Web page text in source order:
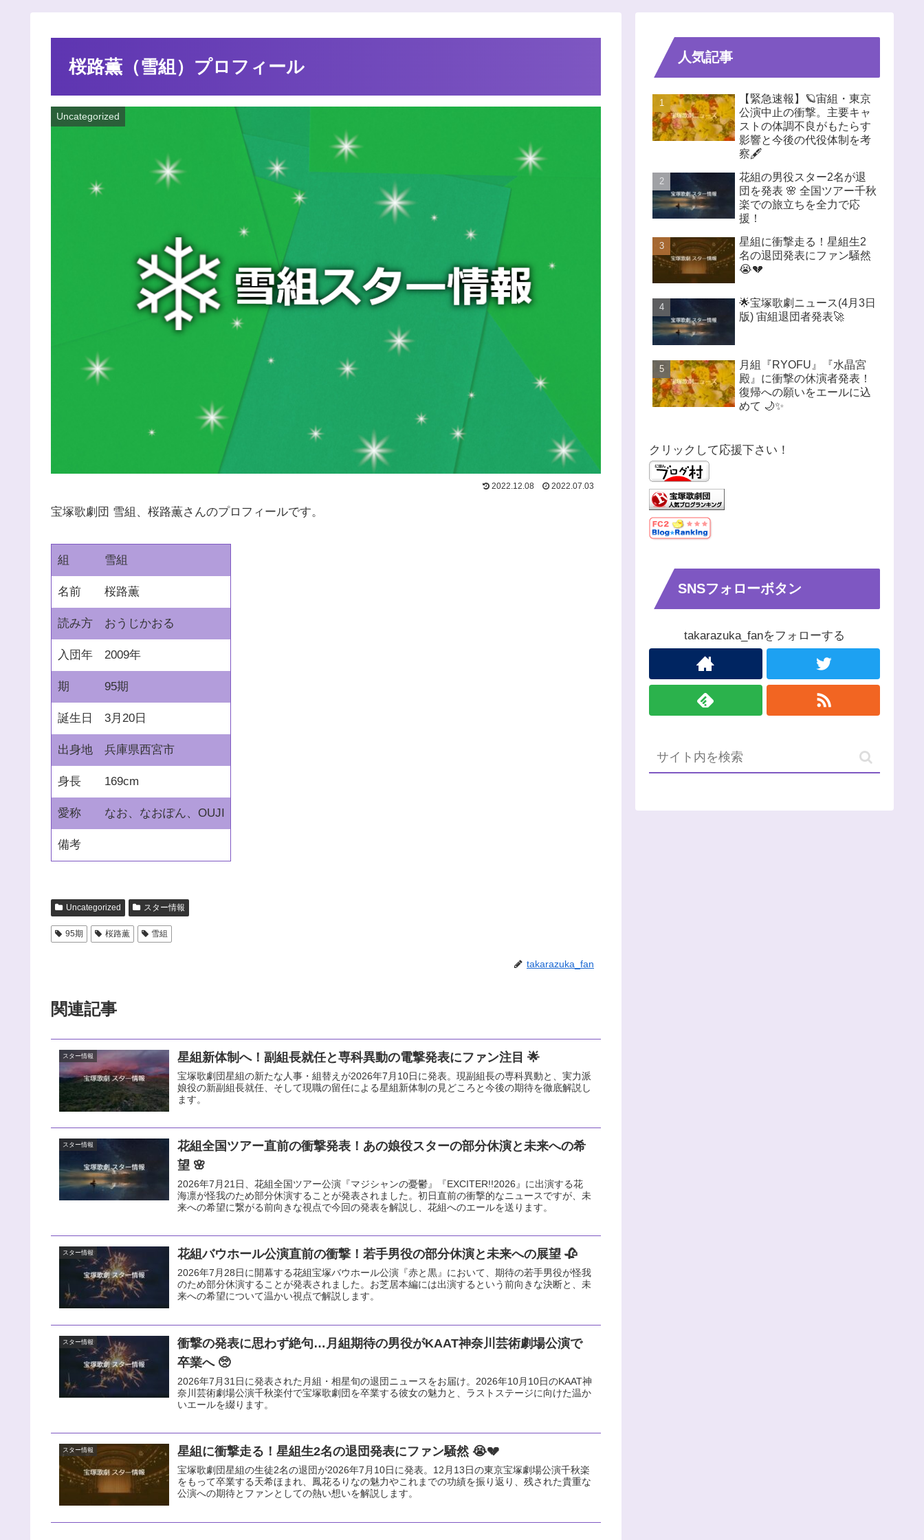
桜路薫（雪組）プロフィール
Uncategorized
2022.12.08 2022.07.03
宝塚歌劇団 雪組、桜路薫さんのプロフィールです。
組 雪組
名前 桜路薫
読み方 おうじかおる
入団年 2009年
期 95期
誕生日 3月20日
出身地 兵庫県西宮市
身長 169cm
愛称 なお、なおぽん、OUJI
備考
Uncategorized スター情報
95期 桜路薫 雪組
takarazuka_fan
関連記事
スター情報 星組新体制へ！副組長就任と専科異動の電撃発表にファン注目 🌟
宝塚歌劇団星組の新たな人事・組替えが2026年7月10日に発表。現副組長の専科異動と、実力派
娘役の新副組長就任、そして現職の留任による星組新体制の見どころと今後の期待を徹底解説し
ます。
スター情報
花組全国ツアー直前の衝撃発表！あの娘役スターの部分休演と未来への希
望 🌸
2026年7月21日、花組全国ツアー公演『マジシャンの憂鬱』『EXCITER!!2026』に出演する花
海凛が怪我のため部分休演することが発表されました。初日直前の衝撃的なニュースですが、未
来への希望に繋がる前向きな視点で今回の発表を解説し、花組へのエールを送ります。
スター情報 花組バウホール公演直前の衝撃！若手男役の部分休演と未来への展望 🥀
2026年7月28日に開幕する花組宝塚バウホール公演『赤と黒』において、期待の若手男役が怪我
のため部分休演することが発表されました。お芝居本編には出演するという前向きな決断と、未
来への希望について温かい視点で解説します。
スター情報
衝撃の発表に思わず絶句…月組期待の男役がKAAT神奈川芸術劇場公演で
卒業へ 🥺
2026年7月31日に発表された月組・相星旬の退団ニュースをお届け。2026年10月10日のKAAT神
奈川芸術劇場公演千秋楽付で宝塚歌劇団を卒業する彼女の魅力と、ラストステージに向けた温か
いエールを綴ります。
スター情報 星組に衝撃走る！星組生2名の退団発表にファン騒然 😭💔
宝塚歌劇団星組の生徒2名の退団が2026年7月10日に発表。12月13日の東京宝塚劇場公演千秋楽
をもって卒業する天希ほまれ、鳳花るりなの魅力やこれまでの功績を振り返り、残された貴重な
公演への期待とファンとしての熱い想いを解説します。
人気記事
【緊急速報】🪐宙組・東京
公演中止の衝撃。主要キャ
ストの体調不良がもたらす
影響と今後の代役体制を考
察🖋️
花組の男役スター2名が退
団を発表 🌸 全国ツアー千秋
楽での旅立ちを全力で応
援！
星組に衝撃走る！星組生2
名の退団発表にファン騒然
😭💔
🌟宝塚歌劇ニュース(4月3日
版) 宙組退団者発表🚀
月組『RYOFU』『水晶宮
殿』に衝撃の休演者発表！
復帰への願いをエールに込
めて 🌙✨
クリックして応援下さい！
SNSフォローボタン
takarazuka_fanをフォローする